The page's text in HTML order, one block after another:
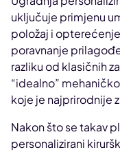
uključuje primjenu
položaj i
poravnanje
razliku od klasičnih
“idealno”
koje je najprirodnije
Nakon što se takav
personalizirani